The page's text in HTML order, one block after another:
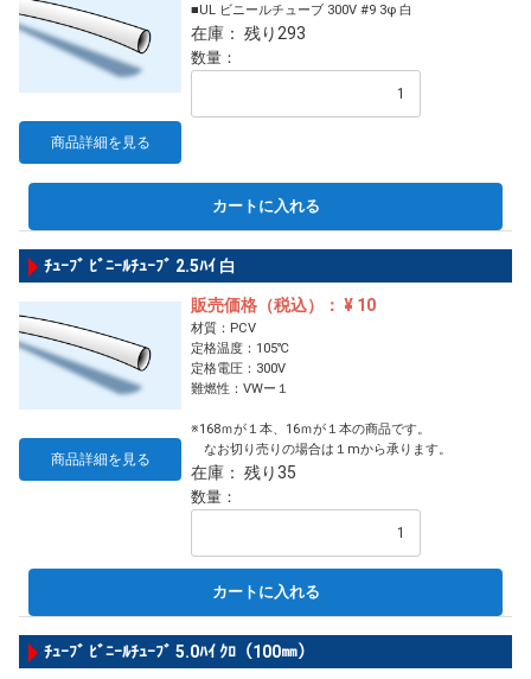
商品詳細を見る
■UL ビニールチューブ 300V #9 3φ 白
在庫： 残り293
数量：
カートに入れる
ﾁｭｰﾌﾞ ﾋﾞﾆｰﾙﾁｭｰﾌﾞ 2.5ﾊｲ 白
商品詳細を見る
販売価格（税込）： ¥ 10
材質：PCV
定格温度：105℃
定格電圧：300V
難燃性：VWー１
※168ｍが１本、16ｍが１本の商品です。
なお切り売りの場合は１mから承ります。
在庫： 残り35
数量：
カートに入れる
ﾁｭｰﾌﾞ ﾋﾞﾆｰﾙﾁｭｰﾌﾞ 5.0ﾊｲ ｸﾛ（100㎜）